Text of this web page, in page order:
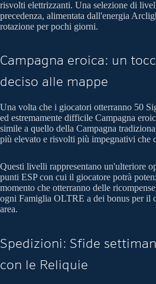
risvolti elettrizzanti. Una selezione di
precedenza, alimentata dall'energia
rotazione per pochi giorni.
Campagna eroica: un
deciso alle mappe
Una volta che i giocatori otterranno 50
ed estremamente difficile Campagna
simile a quello della Campagna
più elevato e risvolti più impegnativi che
Questi livelli rappresentano un'ulteriore
punti ESP con cui il giocatore potrà
momento che otterranno delle
ogni Famiglia OLTRE a dei bonus per il
area.
Spedizioni: Sfide
con le Reliquie